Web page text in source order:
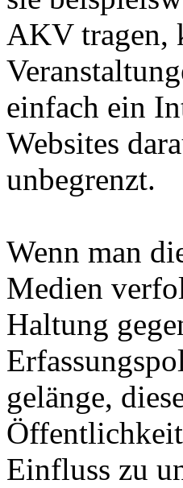
AKV tragen,
einfach ein
Websites
unbegrenzt.
Wenn man
Medien
Haltung
gelänge,
Einfluss zu